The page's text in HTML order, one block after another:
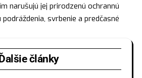
narušujú jej prirodzenú ochrannú
svrbenie a predčasné
Ďalšie články